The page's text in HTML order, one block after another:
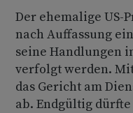
Der ehemalige US-
nach Auffassung
seine Handlungen
verfolgt werden.
das Gericht am
ab. Endgültig